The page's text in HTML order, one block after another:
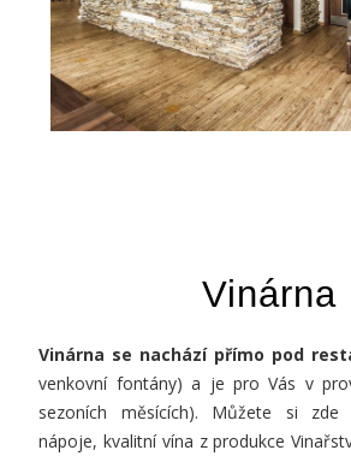
Vinárna
Vinárna se nachází přímo pod
venkovní fontány) a je pro Vás v
sezoních měsících). Můžete si zde
nápoje, kvalitní vína z produkce